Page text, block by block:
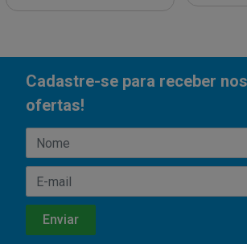
Cadastre-se para receber
ofertas!